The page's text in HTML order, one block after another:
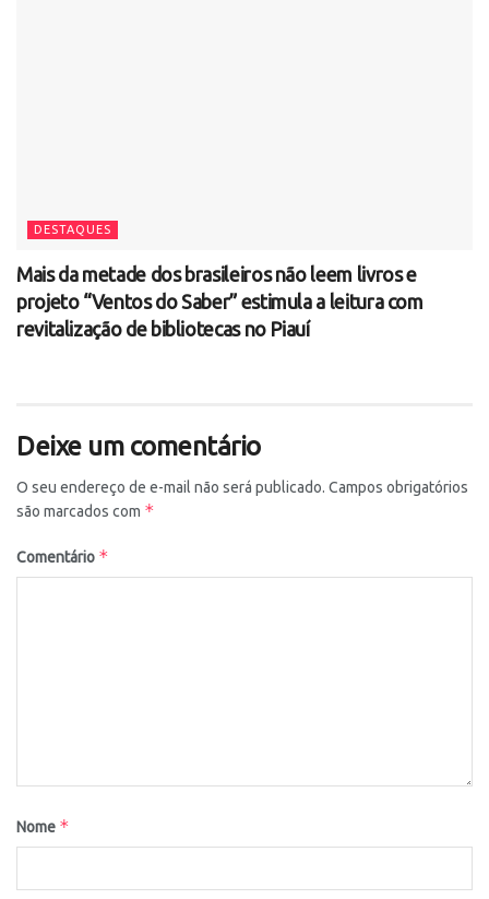
DESTAQUES
Mais da metade dos brasileiros não leem livros e
projeto “Ventos do Saber” estimula a leitura com
revitalização de bibliotecas no Piauí
Deixe um comentário
O seu endereço de e-mail não será publicado. Campos obrigatórios
são marcados com *
Comentário *
Nome *